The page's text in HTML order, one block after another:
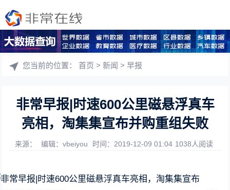
您当前的位置：首页 >新闻 >早报
非常早报|时速600公里磁悬浮真车
亮相，淘集集宣布并购重组失败
来源： 编辑：vbeiyou 时间：2019-12-09 01:04 1038人阅读